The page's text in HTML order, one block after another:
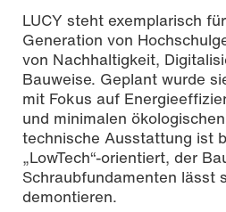
LUCY steht exemplarisch
Generation von
von Nachhaltigkeit,
Bauweise. Geplant wurde
mit Fokus auf
und minimalen
technische Ausstattung ist
„LowTech“-orientiert, der
Schraubfundamenten lässt
demontieren.